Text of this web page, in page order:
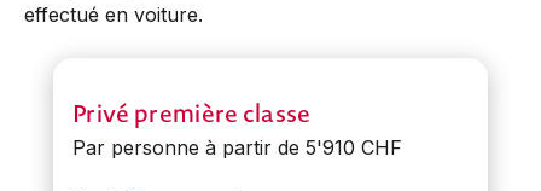
effectué en voiture.
Privé première classe
Par personne à partir de 5'910 CHF